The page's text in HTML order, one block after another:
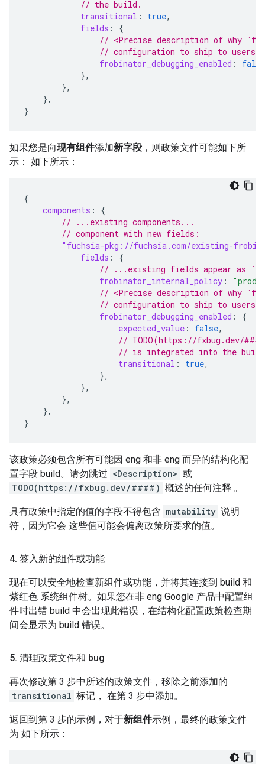
// the build.
transitional : true,
fields :
{
// <Precise description of why
// configuration to ship to users
frobinator_debugging_enabled :
false
},
},
},
}
如果您是向现有组件添加新字段 ，则政策文件可能如下所
示： 如下所示：
{
components :
{
// ...existing components...
// component with new fields:
"fuchsia-pkg://fuchsia.com/existing-
fields :
{
// ...existing fields appear as
frobinator_internal_policy :
// <Precise description of why
// configuration to ship to users
frobinator_debugging_enabled :
{
expected_value : false,
// TODO(https://fxbug.dev/
// is integrated into the
transitional : true,
},
},
},
},
}
该政策必须包含所有可能因 eng 和非 eng 而异的结构化配
置字段 build。请勿跳过 <Description> 或
TODO(https://fxbug.dev/####) 概述的任何注释 。
具有政策中指定的值的字段不得包含 mutability 说明
符，因为它会 这些值可能会偏离政策所要求的值。
4. 签入新的组件或功能
现在可以安全地检查新组件或功能，并将其连接到 build 和
紫红色 系统组件树。如果您在非 eng Google 产品中配置组
件时出错 build 中会出现此错误，在结构化配置政策检查期
间会显示为 build 错误。
5. 清理政策文件和 bug
再次修改第 3 步中所述的政策文件，移除之前添加的
transitional 标记， 在第 3 步中添加。
返回到第 3 步的示例，对于新组件示例，最终的政策文件
为 如下所示：